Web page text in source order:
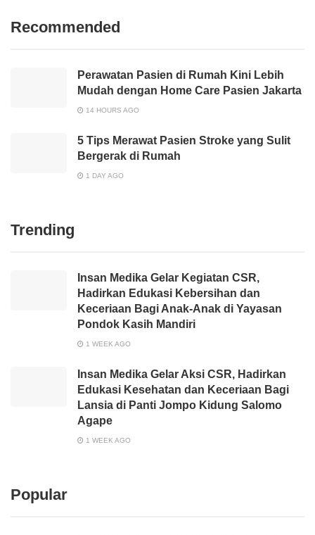
Recommended
Perawatan Pasien di Rumah Kini Lebih
Mudah dengan Home Care Pasien Jakarta
14 HOURS AGO
5 Tips Merawat Pasien Stroke yang Sulit
Bergerak di Rumah
1 DAY AGO
Trending
Insan Medika Gelar Kegiatan CSR,
Hadirkan Edukasi Kebersihan dan
Keceriaan Bagi Anak-Anak di Yayasan
Pondok Kasih Mandiri
1 WEEK AGO
Insan Medika Gelar Aksi CSR, Hadirkan
Edukasi Kesehatan dan Keceriaan Bagi
Lansia di Panti Jompo Kidung Salomo
Agape
1 WEEK AGO
Popular